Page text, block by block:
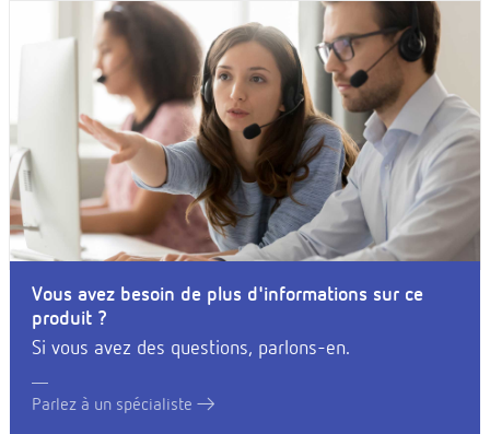
Vous avez besoin de plus d'informations sur ce
produit ?
Si vous avez des questions, parlons-en.
Parlez à un spécialiste